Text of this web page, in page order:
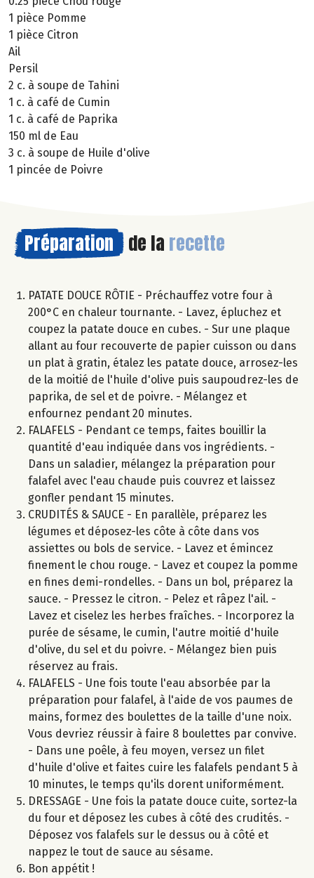
1 pièce Pomme
1 pièce Citron
Ail
Persil
2 c. à soupe de Tahini
1 c. à café de Cumin
1 c. à café de Paprika
150 ml de Eau
3 c. à soupe de Huile d'olive
1 pincée de Poivre
Préparation de la recette
PATATE DOUCE RÔTIE - Préchauffez votre four à
200°C en chaleur tournante. - Lavez, épluchez et
coupez la patate douce en cubes. - Sur une plaque
allant au four recouverte de papier cuisson ou dans
un plat à gratin, étalez les patate douce, arrosez-les
de la moitié de l'huile d'olive puis saupoudrez-les de
paprika, de sel et de poivre. - Mélangez et
enfournez pendant 20 minutes.
FALAFELS - Pendant ce temps, faites bouillir la
quantité d'eau indiquée dans vos ingrédients. -
Dans un saladier, mélangez la préparation pour
falafel avec l'eau chaude puis couvrez et laissez
gonfler pendant 15 minutes.
CRUDITÉS & SAUCE - En parallèle, préparez les
légumes et déposez-les côte à côte dans vos
assiettes ou bols de service. - Lavez et émincez
finement le chou rouge. - Lavez et coupez la pomme
en fines demi-rondelles. - Dans un bol, préparez la
sauce. - Pressez le citron. - Pelez et râpez l'ail. -
Lavez et ciselez les herbes fraîches. - Incorporez la
purée de sésame, le cumin, l'autre moitié d'huile
d'olive, du sel et du poivre. - Mélangez bien puis
réservez au frais.
FALAFELS - Une fois toute l'eau absorbée par la
préparation pour falafel, à l'aide de vos paumes de
mains, formez des boulettes de la taille d'une noix.
Vous devriez réussir à faire 8 boulettes par convive.
- Dans une poêle, à feu moyen, versez un filet
d'huile d'olive et faites cuire les falafels pendant 5 à
10 minutes, le temps qu'ils dorent uniformément.
DRESSAGE - Une fois la patate douce cuite, sortez-la
du four et déposez les cubes à côté des crudités. -
Déposez vos falafels sur le dessus ou à côté et
nappez le tout de sauce au sésame.
Bon appétit !